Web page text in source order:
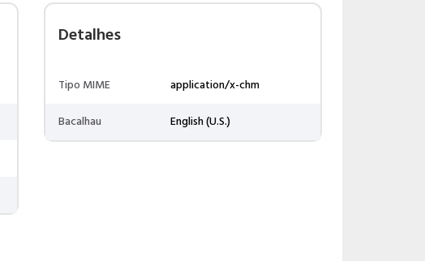
Detalhes
Tipo MIME
application/x-chm
Bacalhau
English (U.S.)